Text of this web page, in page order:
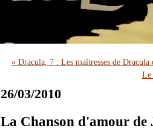
« Dracula, 7 : Les maîtresses de
Le
26/03/2010
La Chanson d'amour de